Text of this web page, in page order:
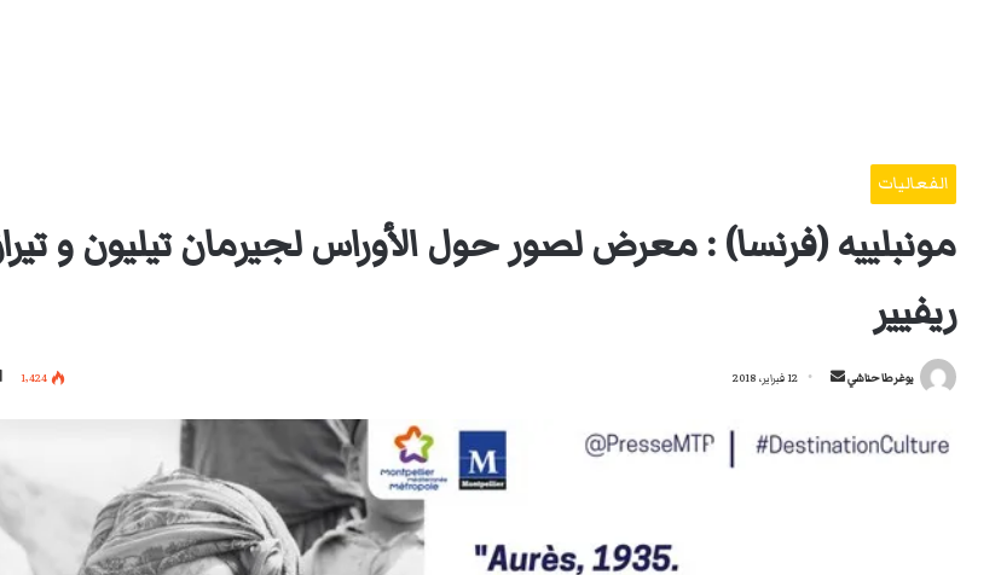
الفعاليات
مونبلييه (فرنسا) : معرض لصور حول الأوراس لجيرمان تيليون و
ريفيير
يوغرطا حناشي
أرسل
إلكترونيا
12 فبراير، 2018 1٬424